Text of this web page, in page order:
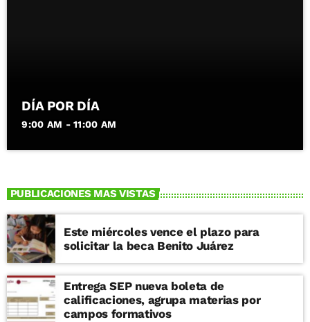
DÍA POR DÍA
9:00 AM - 11:00 AM
PUBLICACIONES MAS VISTAS
Este miércoles vence el plazo para
solicitar la beca Benito Juárez
Entrega SEP nueva boleta de
calificaciones, agrupa materias por
campos formativos